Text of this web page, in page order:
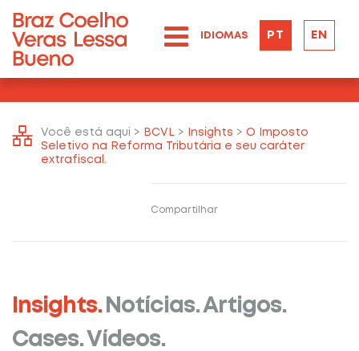
IDIOMAS PT EN
Você está aqui > BCVL > Insights > O Imposto
Seletivo na Reforma Tributária e seu caráter
extrafiscal.
Compartilhar
Insights. Notícias. Artigos.
Cases. Vídeos.